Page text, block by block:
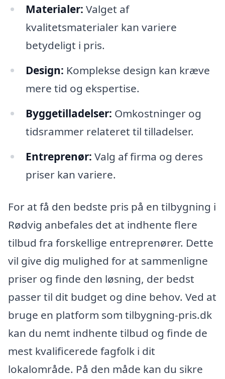
Materialer: Valget af
kvalitetsmaterialer kan variere
betydeligt i pris.
Design: Komplekse design kan kræve
mere tid og ekspertise.
Byggetilladelser: Omkostninger og
tidsrammer relateret til tilladelser.
Entreprenør: Valg af firma og deres
priser kan variere.
For at få den bedste pris på en tilbygning i
Rødvig anbefales det at indhente flere
tilbud fra forskellige entreprenører. Dette
vil give dig mulighed for at sammenligne
priser og finde den løsning, der bedst
passer til dit budget og dine behov. Ved at
bruge en platform som tilbygning-pris.dk
kan du nemt indhente tilbud og finde de
mest kvalificerede fagfolk i dit
lokalområde. På den måde kan du sikre